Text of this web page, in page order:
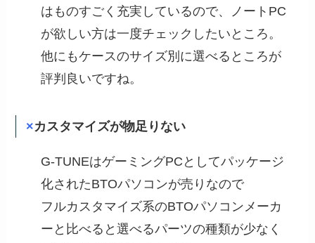
はものすごく充実しているので、ノートPC
が欲しい方は一度チェックしたいところ。
他にもケースのサイズ別に選べるところが
評判良いですね。
×カスタマイズが物足りない
G-TUNEはゲーミングPCとしてパッケージ
化されたBTOパソコンが売りなので
フルカスタマイズ系のBTOパソコンメーカ
ーと比べると選べるパーツの種類が少なく